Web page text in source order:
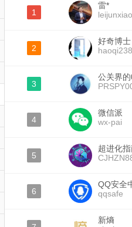
1
雷*
2
好奇博士
haoqi238
3
公关界
4
微信派
wx-pai
5
超进化
6
QQ安全
qqsafe
新熵